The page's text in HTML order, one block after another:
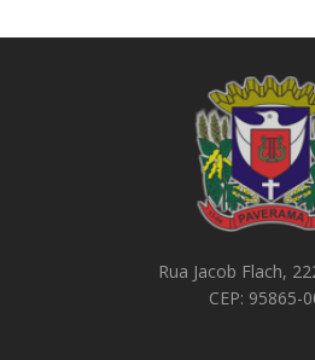
Rua Jacob Flach,
CEP: 95865-